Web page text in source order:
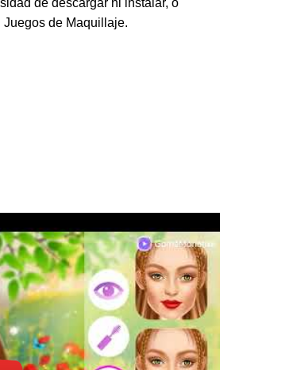
de descargar ni instalar, o
de Maquillaje.